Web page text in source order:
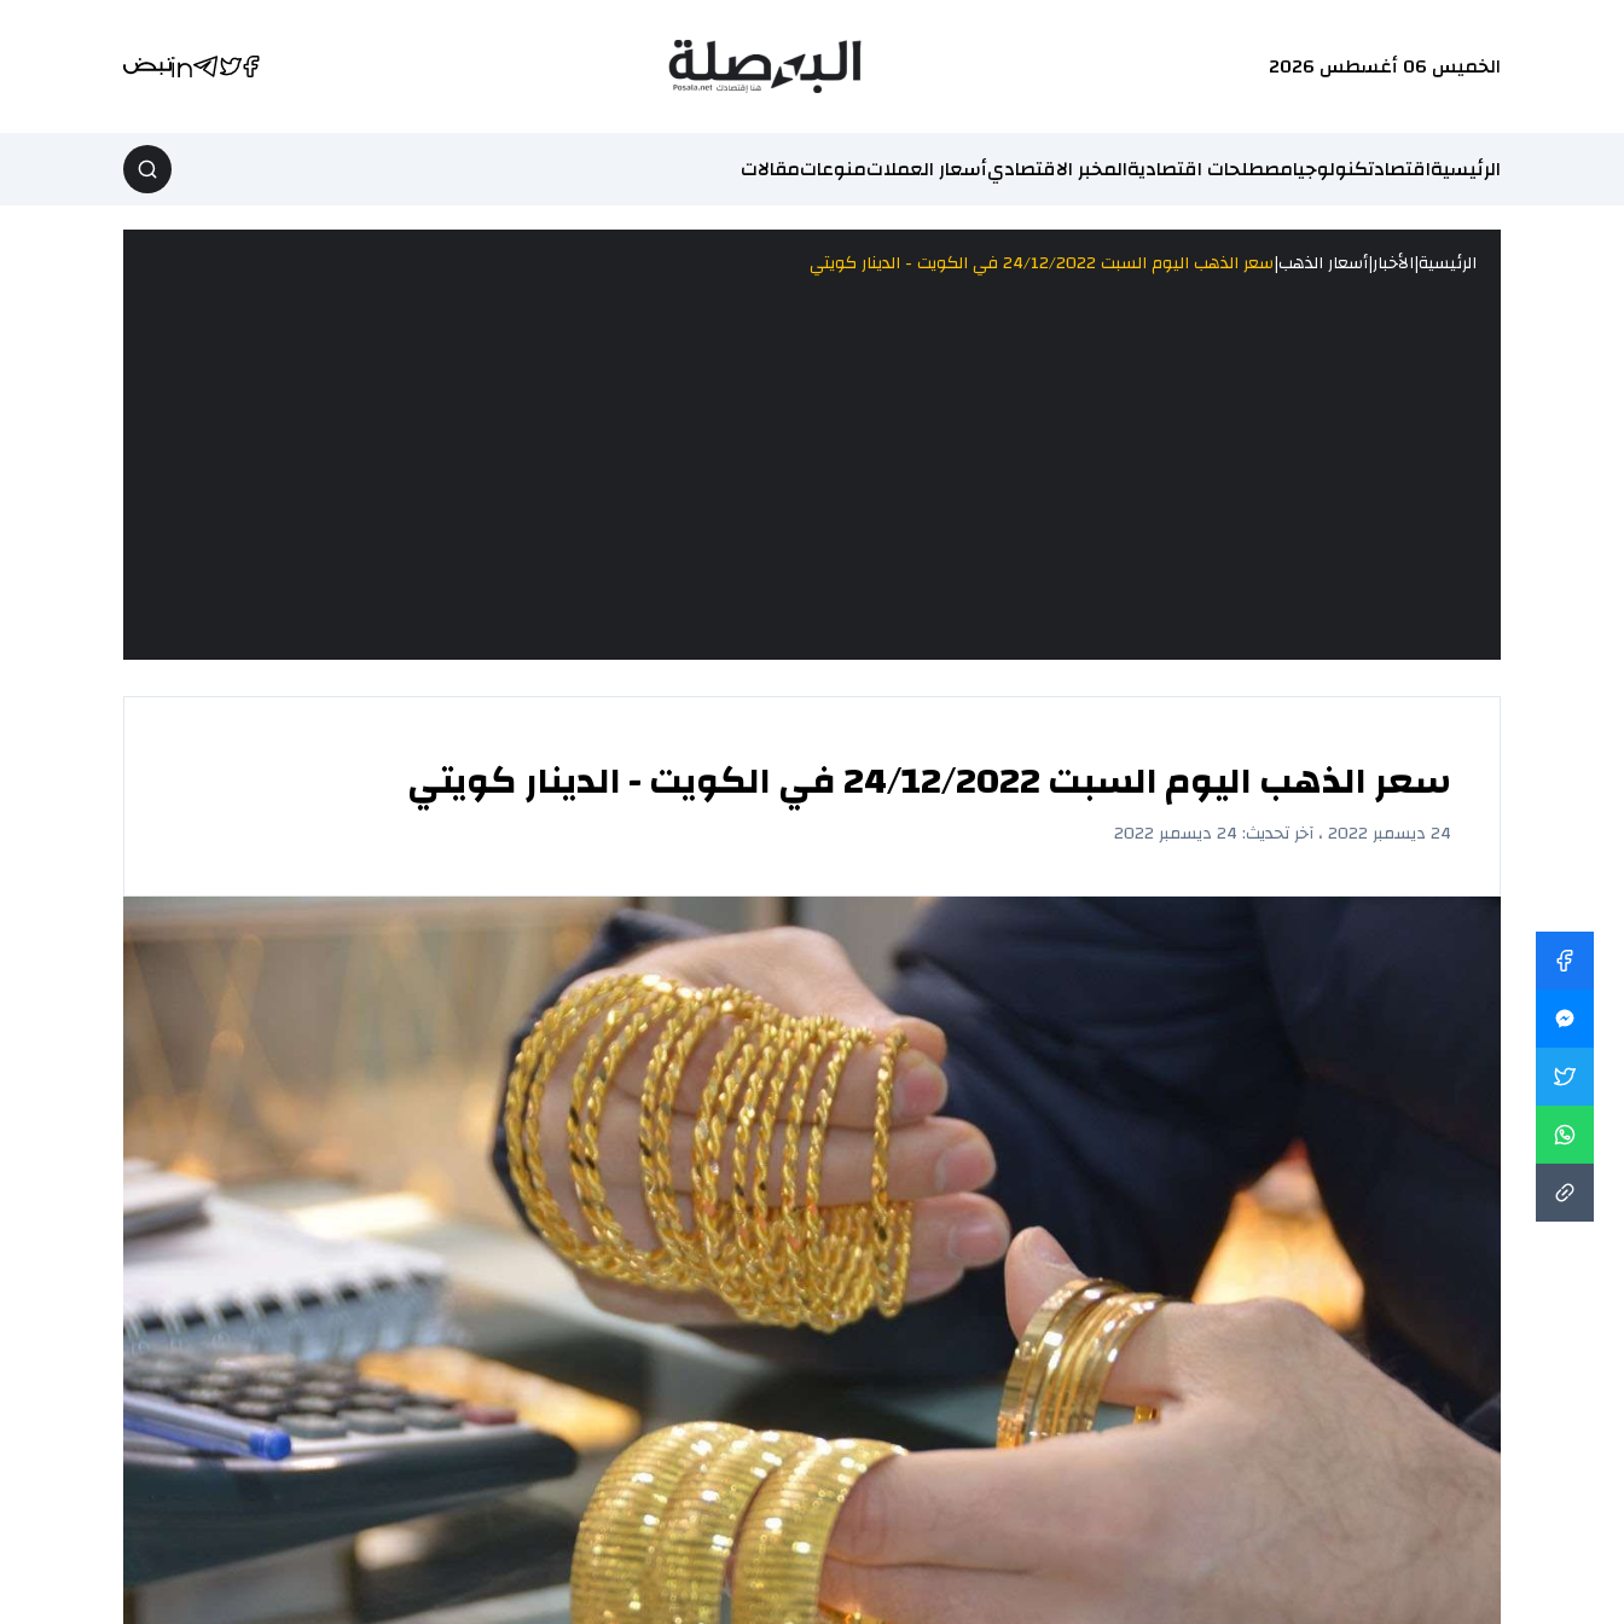
الخميس 06 أغسطس 2026
الرئيسيةاقتصادتكنولوجيامصطلحات اقتصاديةالمخبر الاقتصاديأسعار العملاتمنوعاتمقالات
الرئيسية|الأخبار|أسعار الذهب|سعر الذهب اليوم السبت 24/12/2022 في الكويت - الدينار كويتي
سعر الذهب اليوم السبت 24/12/2022 في الكويت - الدينار كويتي
24 ديسمبر 2022 ، آخر تحديث: 24 ديسمبر 2022